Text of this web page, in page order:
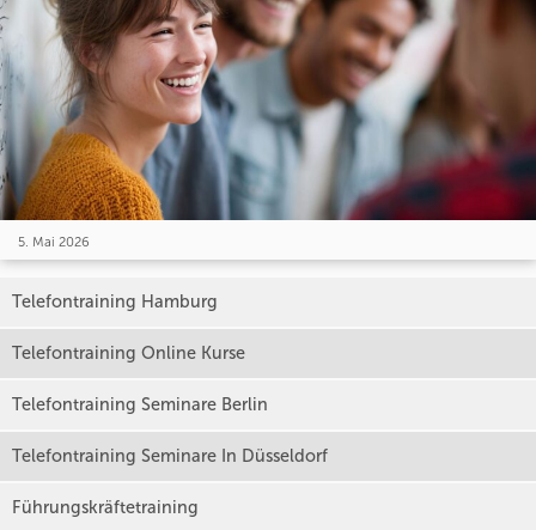
5. Mai 2026
Telefontraining Hamburg
Telefontraining Online Kurse
Telefontraining Seminare Berlin
Telefontraining Seminare In Düsseldorf
Führungskräftetraining